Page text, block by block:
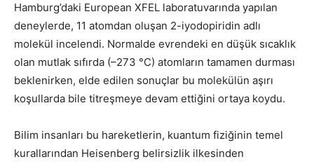
Hamburg’daki European XFEL laboratuvarında yapılan
deneylerde, 11 atomdan oluşan 2-iyodopiridin adlı
molekül incelendi. Normalde evrendeki en düşük sıcaklık
olan mutlak sıfırda (–273 °C) atomların tamamen durması
beklenirken, elde edilen sonuçlar bu molekülün aşırı
koşullarda bile titreşmeye devam ettiğini ortaya koydu.
Bilim insanları bu hareketlerin, kuantum fiziğinin temel
kurallarından Heisenberg belirsizlik ilkesinden